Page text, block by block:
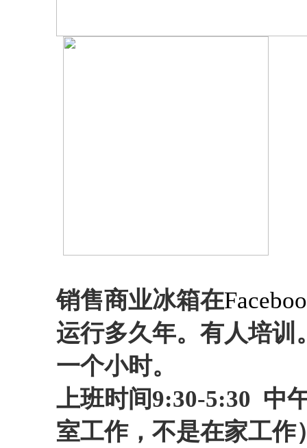
销售商业冰箱在
运行多久年。有人培训
一个小时。
上班时间9:30-5:30 中
室工作，不是在家工作